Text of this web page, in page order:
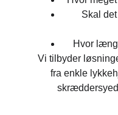
Skal
Hvor
Vi tilbyder
fra enkle